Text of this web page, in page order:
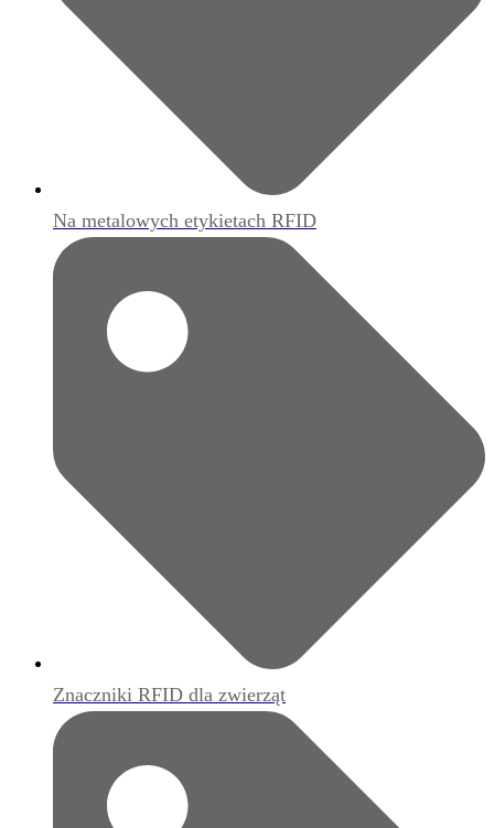
Na metalowych etykietach RFID
Znaczniki RFID dla zwierząt